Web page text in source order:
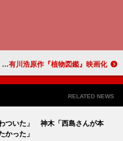
岩田剛典＆高畑充希、胸キュン映画で主演 有川浩原作『植物図鑑』映画化
RELATED NEWS
ついた」 神木「西島さんが本
かった」